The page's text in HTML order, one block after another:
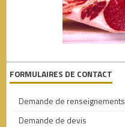
FORMULAIRES DE CONTACT
Demande de renseignements
Demande de devis